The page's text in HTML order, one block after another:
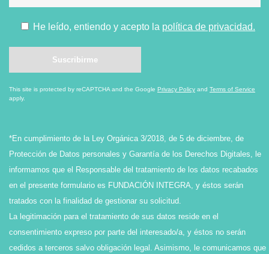
He leído, entiendo y acepto la política de privacidad.
This site is protected by reCAPTCHA and the Google Privacy Policy and Terms of Service
apply.
*En cumplimiento de la Ley Orgánica 3/2018, de 5 de diciembre, de
Protección de Datos personales y Garantía de los Derechos Digitales, le
informamos que el Responsable del tratamiento de los datos recabados
en el presente formulario es FUNDACIÓN INTEGRA, y éstos serán
tratados con la finalidad de gestionar su solicitud.
La legitimación para el tratamiento de sus datos reside en el
consentimiento expreso por parte del interesado/a, y éstos no serán
cedidos a terceros salvo obligación legal. Asimismo, le comunicamos que